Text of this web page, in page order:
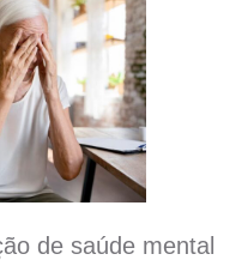
de saúde mental